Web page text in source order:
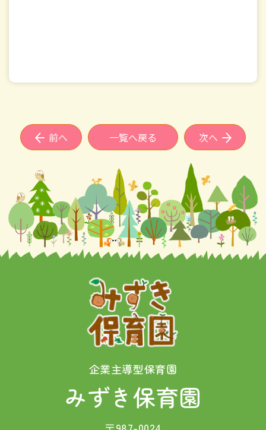
一覧へ戻る
前へ 次へ
企業主導型保育園
みずき保育園